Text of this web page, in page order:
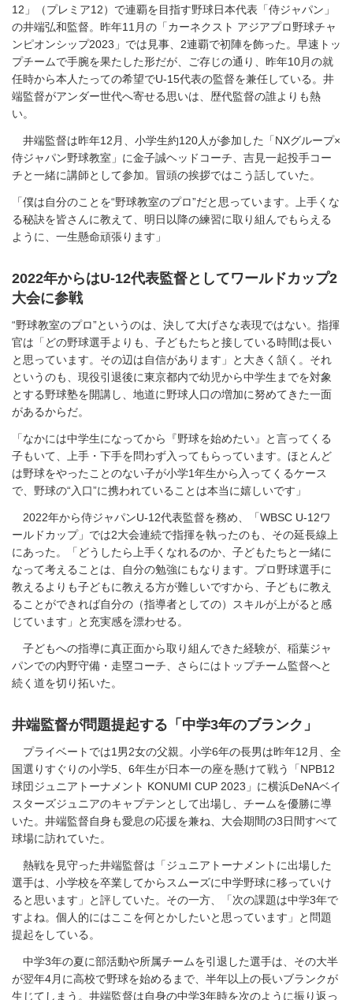
12」（プレミア12）で連覇を目指す野球日本代表「侍ジャパン」
の井端弘和監督。昨年11月の「カーネクスト アジアプロ野球チャ
ンピオンシップ2023」では見事、2連覇で初陣を飾った。早速トッ
プチームで手腕を果たした形だが、ご存じの通り、昨年10月の就
任時から本人たっての希望でU-15代表の監督を兼任している。井
端監督がアンダー世代へ寄せる思いは、歴代監督の誰よりも熱
い。
井端監督は昨年12月、小学生約120人が参加した「NXグループ×
侍ジャパン野球教室」に金子誠ヘッドコーチ、吉見一起投手コー
チと一緒に講師として参加。冒頭の挨拶ではこう話していた。
「僕は自分のことを“野球教室のプロ”だと思っています。上手くな
る秘訣を皆さんに教えて、明日以降の練習に取り組んでもらえる
ように、一生懸命頑張ります」
2022年からはU-12代表監督としてワールドカップ2
大会に参戦
“野球教室のプロ”というのは、決して大げさな表現ではない。指揮
官は「どの野球選手よりも、子どもたちと接している時間は長い
と思っています。その辺は自信があります」と大きく頷く。それ
というのも、現役引退後に東京都内で幼児から中学生までを対象
とする野球塾を開講し、地道に野球人口の増加に努めてきた一面
があるからだ。
「なかには中学生になってから『野球を始めたい』と言ってくる
子もいて、上手・下手を問わず入ってもらっています。ほとんど
は野球をやったことのない子が小学1年生から入ってくるケース
で、野球の“入口”に携われていることは本当に嬉しいです」
2022年から侍ジャパンU-12代表監督を務め、「WBSC U-12ワ
ールドカップ」では2大会連続で指揮を執ったのも、その延長線上
にあった。「どうしたら上手くなれるのか、子どもたちと一緒に
なって考えることは、自分の勉強にもなります。プロ野球選手に
教えるよりも子どもに教える方が難しいですから、子どもに教え
ることができれば自分の（指導者としての）スキルが上がると感
じています」と充実感を漂わせる。
子どもへの指導に真正面から取り組んできた経験が、稲葉ジャ
パンでの内野守備・走塁コーチ、さらにはトップチーム監督へと
続く道を切り拓いた。
井端監督が問題提起する「中学3年のブランク」
プライベートでは1男2女の父親。小学6年の長男は昨年12月、全
国選りすぐりの小学5、6年生が日本一の座を懸けて戦う「NPB12
球団ジュニアトーナメント KONUMI CUP 2023」に横浜DeNAベイ
スターズジュニアのキャプテンとして出場し、チームを優勝に導
いた。井端監督自身も愛息の応援を兼ね、大会期間の3日間すべて
球場に訪れていた。
熱戦を見守った井端監督は「ジュニアトーナメントに出場した
選手は、小学校を卒業してからスムーズに中学野球に移っていけ
ると思います」と評していた。その一方、「次の課題は中学3年で
すよね。個人的にはここを何とかしたいと思っています」と問題
提起をしている。
中学3年の夏に部活動や所属チームを引退した選手は、その大半
が翌年4月に高校で野球を始めるまで、半年以上の長いブランクが
生じてしまう。井端監督は自身の中学3年時を次のように振り返っ